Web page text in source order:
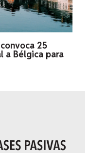
25
a Bélgica para